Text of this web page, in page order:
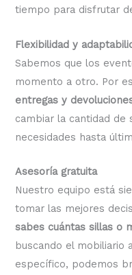
tiempo para disfrutar
Flexibilidad y
Sabemos que los
momento a otro. Por
entregas y
cambiar la cantidad de
necesidades hasta
Asesoría gratuita
Nuestro equipo está
tomar las mejores
sabes cuántas sillas o
buscando el mobiliario
específico, podemos